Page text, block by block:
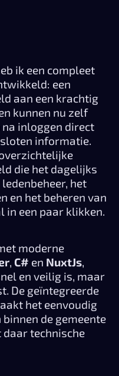
ik een compleet
een
aan een krachtig
kunnen nu zelf
na inloggen direct
informatie.
die het dagelijks
het
en het beheren van
in een paar klikken.
moderne
, C# en NuxtJs,
en veilig is, maar
De geïntegreerde
het eenvoudig
de gemeente
technische